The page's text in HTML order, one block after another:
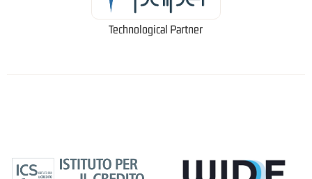
Technological Partner